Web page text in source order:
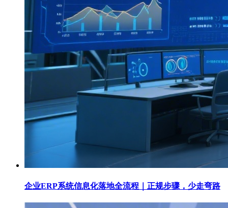
企业ERP系统信息化落地全流程｜正规步骤，少走弯路